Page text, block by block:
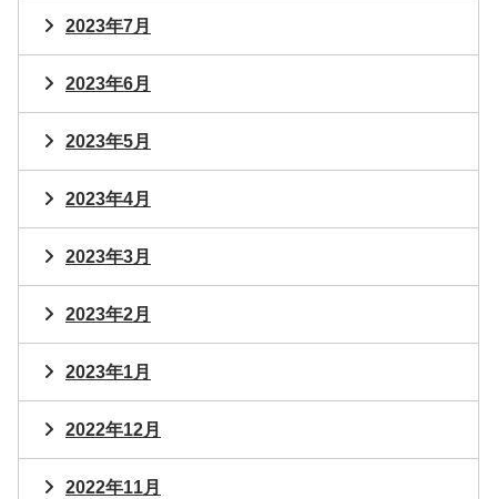
2023年7月
2023年6月
2023年5月
2023年4月
2023年3月
2023年2月
2023年1月
2022年12月
2022年11月